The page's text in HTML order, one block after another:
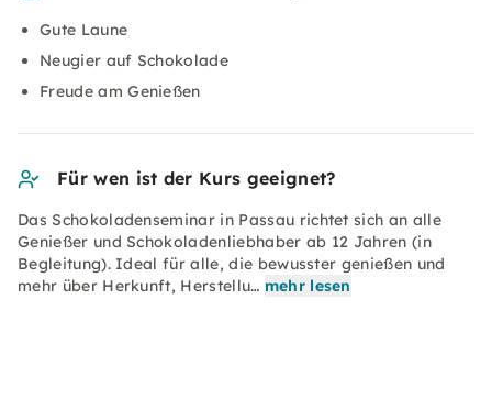
Gute Laune
Neugier auf Schokolade
Freude am Genießen
Für wen ist der Kurs geeignet?
Das Schokoladenseminar in Passau richtet sich an alle
Genießer und Schokoladenliebhaber ab 12 Jahren (in
Begleitung). Ideal für alle, die bewusster genießen und
mehr über Herkunft, Herstellu… mehr lesen